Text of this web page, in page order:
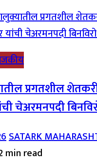
प्रगतशील
चेअरमनपदी
SATARK
min read